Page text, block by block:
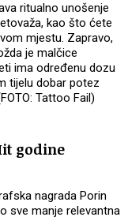
ritualno unošenje
kao što ćete
mjestu. Zapravo,
je malčice
ima određenu dozu
tijelu dobar potez
Tattoo Fail)
godine
nagrada Porin
sve manje relevantna